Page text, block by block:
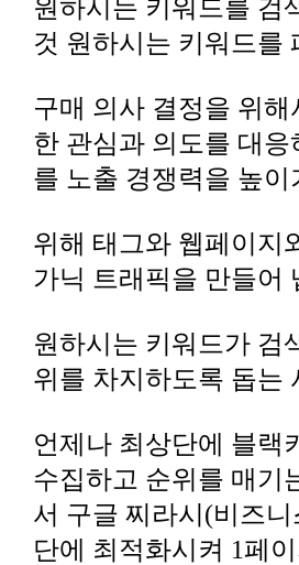
원하시는 키워드를 검
것 원하시는 키워드를
구매 의사 결정을 위
한 관심과 의도를 대
를 노출 경쟁력을 높이
위해 태그와 웹페이지
가닉 트래픽을 만들어
원하시는 키워드가 검
위를 차지하도록 돕는
언제나 최상단에 블랙
수집하고 순위를 매기
서 구글 찌라시(비즈
단에 최적화시켜 1페